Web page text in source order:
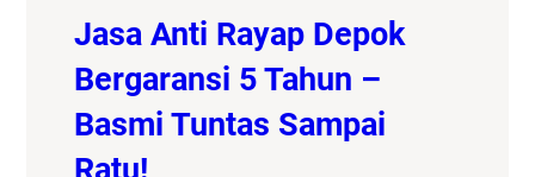
Jasa Anti Rayap Depok
Bergaransi 5 Tahun –
Basmi Tuntas Sampai